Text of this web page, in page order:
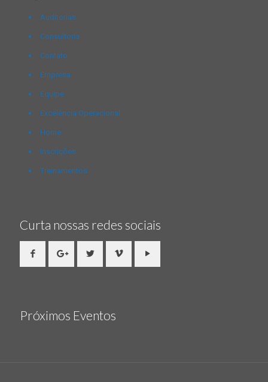
Auditorias
Consultoria
Contato
Empresa
Equipe
Excelência Operacional
Home
Inscrições
Treinamentos
Curta nossas redes sociais
Próximos Eventos